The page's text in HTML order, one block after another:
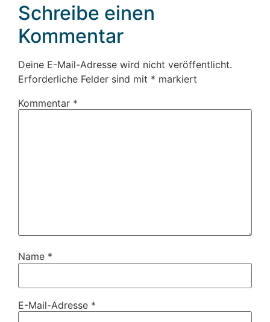
Schreibe einen
Kommentar
Deine E-Mail-Adresse wird nicht veröffentlicht.
Erforderliche Felder sind mit * markiert
Kommentar *
Name *
E-Mail-Adresse *